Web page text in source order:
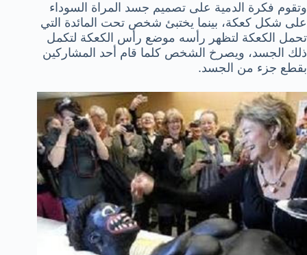
وتقوم فكرة الدمية على تصميم جسد المراة السوداء
على شكل كعكة، بينما يختبئ شخص تحت المائدة التي
تحمل الكعكة لتظهر رأسه موضع رأس الكعكة لتكمل
ذلك الجسد، ويصرخ الشخص كلما قام أحد المشاركين
بقطع جزء من الجسد.